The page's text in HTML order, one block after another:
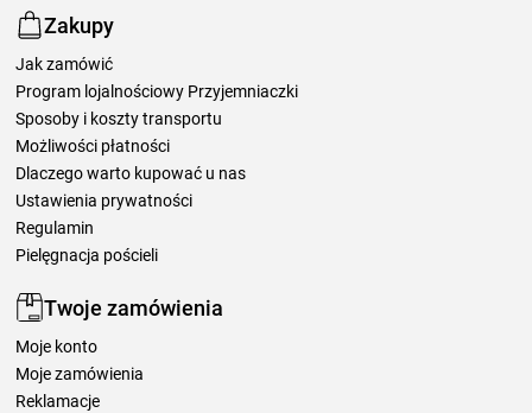
Zakupy
Jak zamówić
Program lojalnościowy Przyjemniaczki
Sposoby i koszty transportu
Możliwości płatności
Dlaczego warto kupować u nas
Ustawienia prywatności
Regulamin
Pielęgnacja pościeli
Twoje zamówienia
Moje konto
Moje zamówienia
Reklamacje